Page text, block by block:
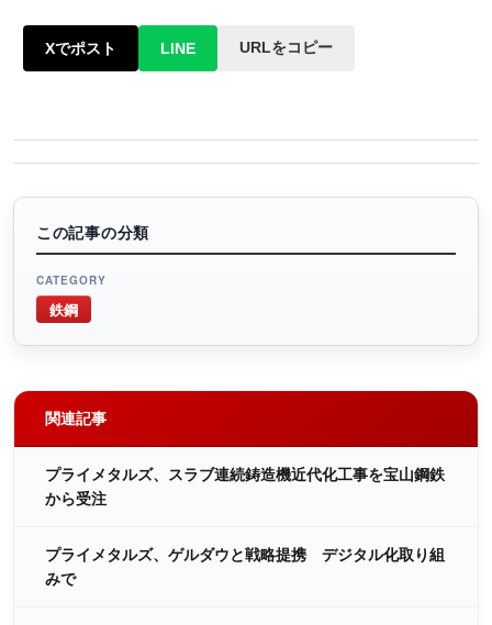
Xでポスト LINE URLをコピー
この記事の分類
CATEGORY
鉄鋼
関連記事
プライメタルズ、スラブ連続鋳造機近代化工事を宝山鋼鉄
から受注
プライメタルズ、ゲルダウと戦略提携 デジタル化取り組
みで